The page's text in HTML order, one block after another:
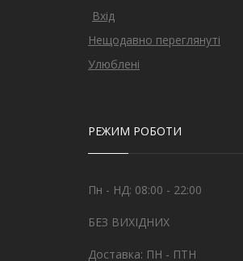
Вхід
Нещодавно переглянуті
Улюблені
РЕЖИМ РОБОТИ
Пн - НД: 08:00 - 22:00
БЕЗ ВИХІДНИХ
Доставка: ПН - ПТН